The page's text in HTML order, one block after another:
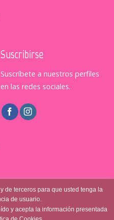
Suscribirse
Suscríbete a nuestros perfiles
en las redes sociales.
de terceros para que usted tenga la
de usuario.
y acepta la información presentada